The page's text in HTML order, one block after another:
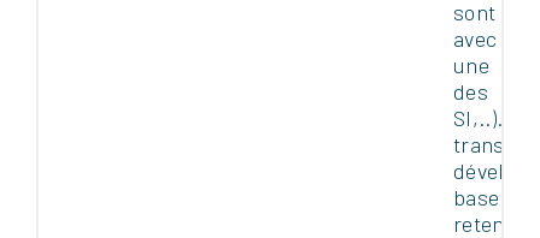
sont
avec
une
des
SI,..).
base
retenu.